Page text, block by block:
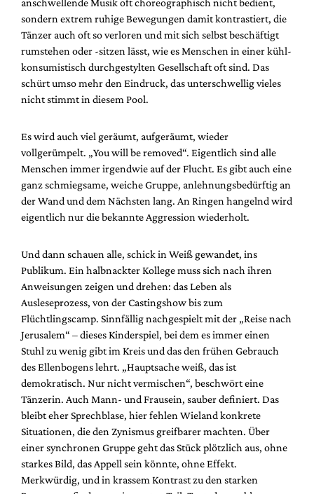
sondern extrem ruhige Bewegungen damit kontrastiert, die
Tänzer auch oft so verloren und mit sich selbst beschäftigt
rumstehen oder -sitzen lässt, wie es Menschen in einer kühl-
konsumistisch durchgestylten Gesellschaft oft sind. Das
schürt umso mehr den Eindruck, das unterschwellig vieles
nicht stimmt in diesem Pool.
Es wird auch viel geräumt, aufgeräumt, wieder
vollgerümpelt. „You will be removed“. Eigentlich sind alle
Menschen immer irgendwie auf der Flucht. Es gibt auch eine
ganz schmiegsame, weiche Gruppe, anlehnungsbedürftig an
der Wand und dem Nächsten lang. An Ringen hangelnd wird
eigentlich nur die bekannte Aggression wiederholt.
Und dann schauen alle, schick in Weiß gewandet, ins
Publikum. Ein halbnackter Kollege muss sich nach ihren
Anweisungen zeigen und drehen: das Leben als
Ausleseprozess, von der Castingshow bis zum
Flüchtlingscamp. Sinnfällig nachgespielt mit der „Reise nach
Jerusalem“ – dieses Kinderspiel, bei dem es immer einen
Stuhl zu wenig gibt im Kreis und das den frühen Gebrauch
des Ellenbogens lehrt. „Hauptsache weiß, das ist
demokratisch. Nur nicht vermischen“, beschwört eine
Tänzerin. Auch Mann- und Frausein, sauber definiert. Das
bleibt eher Sprechblase, hier fehlen Wieland konkrete
Situationen, die den Zynismus greifbarer machten. Über
einer synchronen Gruppe geht das Stück plötzlich aus, ohne
starkes Bild, das Appell sein könnte, ohne Effekt.
Merkwürdig, und in krassem Kontrast zu den starken